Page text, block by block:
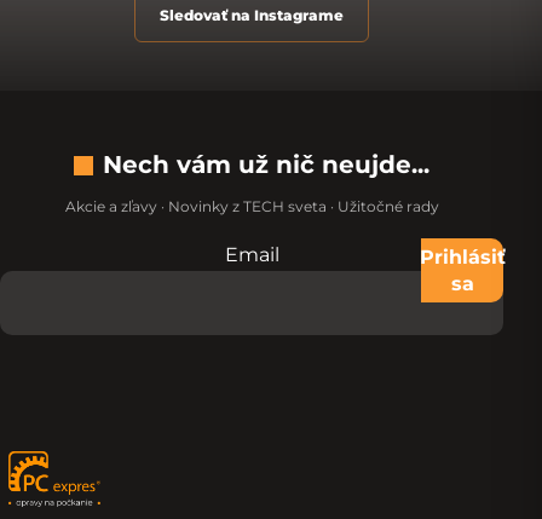
Sledovať na Instagrame
Nech vám už nič neujde...
Akcie a zľavy · Novinky z TECH sveta · Užitočné rady
Nevypĺňajte toto pole:
Email
Prihlásiť
sa
Zápätie